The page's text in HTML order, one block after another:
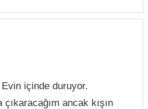
içinde duruyor.
ancak kışın